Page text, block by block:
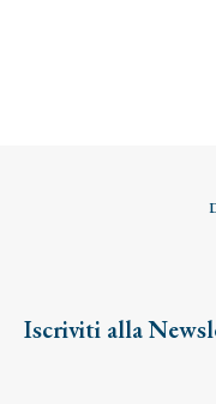
Iscriviti alla